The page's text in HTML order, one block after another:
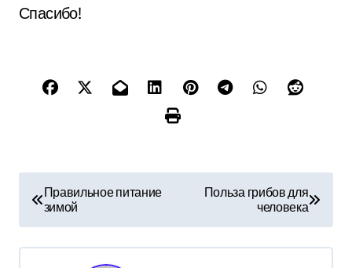
Спасибо!
а
в
Правильное питание
зимой
Польза грибов для
человека